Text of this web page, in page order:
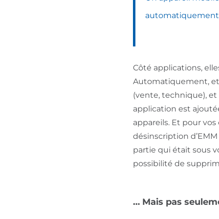
Côté applications,
Automatiquement, et
(vente, technique), et
application est
appareils. Et pour
désinscription
partie qui était sous
possibilité de
… Mais pas